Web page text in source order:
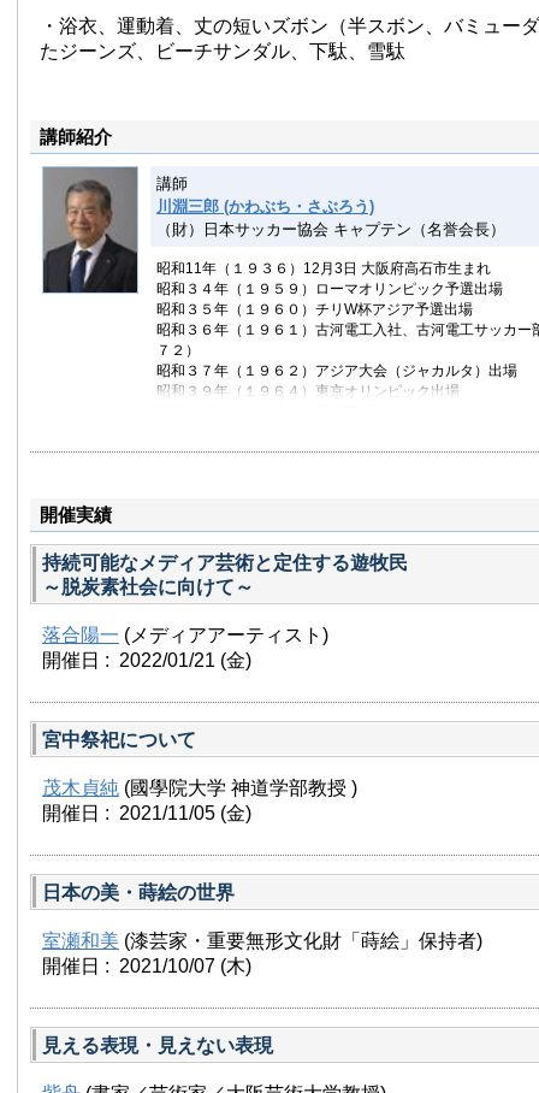
・浴衣、運動着、丈の短いズボン（半スボン、バミュー
たジーンズ、ビーチサンダル、下駄、雪駄
講師紹介
講師
川淵三郎 (かわぶち・さぶろう)
（財）日本サッカー協会 キャプテン（名誉会長）
昭和11年（１９３６）12月3日 大阪府高石市生まれ
昭和３４年（１９５９）ローマオリンピック予選出場
昭和３５年（１９６０）チリW杯アジア予選出場
昭和３６年（１９６１）古河電工入社、古河電工サッカー
７２）
昭和３７年（１９６２）アジア大会（ジャカルタ）出場
昭和３９年（１９６４）東京オリンピック出場
昭和５１年（１９７６）日本サッカーリーグ（JSL)常任運
昭和５７年（１９８２）古河電工 名古屋支店勤務
昭和６３年（１９８８）古河産業出向後、日本サッカーリ
主事就任（財）日本サッカー協会 理事就任
平成３年（１９９１）古河電工退社 社）日本ﾌﾟﾛｻｯｶｰﾘｰｸ
平成６年（１９９４）（財）日本サッカー協会 副会長就
本招致委員会 実行副委員長就任
平成１２年（２０００）（財）2002年FIFAﾜｰﾙﾄﾞｶｯﾌﾟ日本
任
平成１４年（２００２）（財）日本サッカー協会 キャプ
平成２０年（２００８） 7月（財）日本サッカー協会 キャ
就任
開催実績
持続可能なメディア芸術と定住する遊牧民
～脱炭素社会に向けて～
落合陽一 (メディアアーティスト)
開催日 : 2022/01/21 (金)
宮中祭祀について
茂木貞純 (國學院大学 神道学部教授 )
開催日 : 2021/11/05 (金)
日本の美・蒔絵の世界
室瀬和美 (漆芸家・重要無形文化財「蒔絵」保持者)
開催日 : 2021/10/07 (木)
見える表現・見えない表現